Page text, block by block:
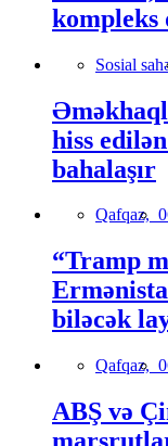
Sosial
hiss
bahalaşır
Qafqaz,
“Tramp
biləcək
Qafqaz,
ABŞ və